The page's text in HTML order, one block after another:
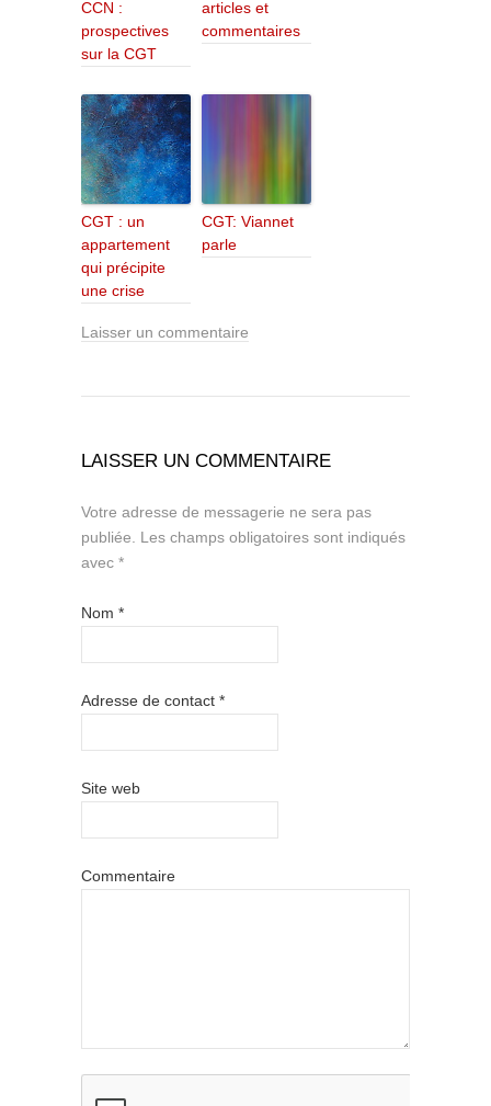
CCN :
prospectives
sur la CGT
articles et
commentaires
CGT : un
appartement
qui précipite
une crise
CGT: Viannet
parle
Laisser un commentaire
LAISSER UN COMMENTAIRE
Votre adresse de messagerie ne sera pas
publiée. Les champs obligatoires sont indiqués
avec *
Nom *
Adresse de contact *
Site web
Commentaire